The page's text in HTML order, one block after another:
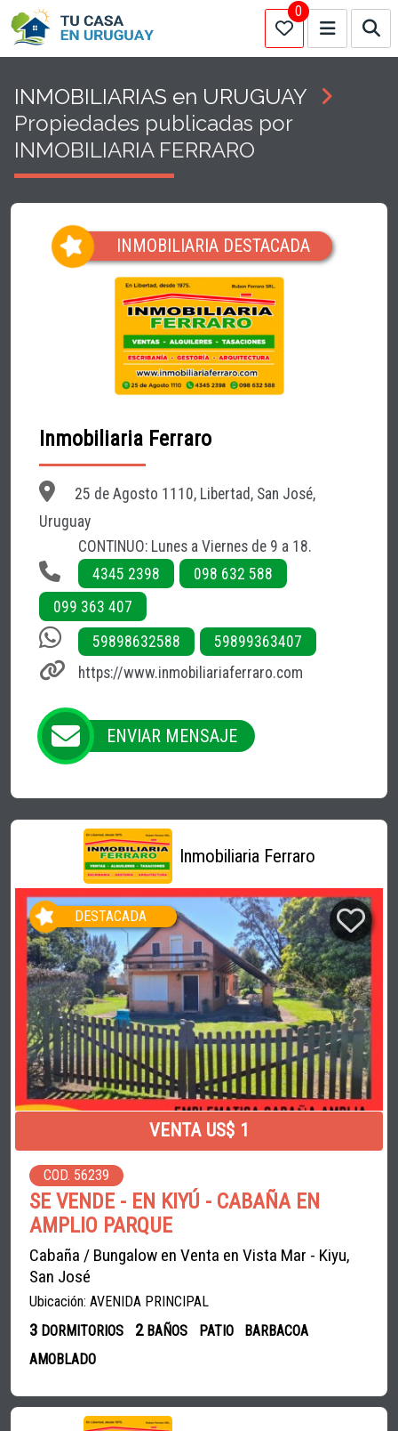
0
INMOBILIARIAS en URUGUAY
Propiedades publicadas por
INMOBILIARIA FERRARO
INMOBILIARIA DESTACADA
Inmobiliaria Ferraro
25 de Agosto 1110, Libertad, San José,
Uruguay
CONTINUO: Lunes a Viernes de 9 a 18.
4345 2398
098 632 588
099 363 407
59898632588
59899363407
https://www.inmobiliariaferraro.com
ENVIAR MENSAJE
Inmobiliaria Ferraro
DESTACADA
VENTA US$ 1
COD. 56239
SE VENDE - EN KIYÚ - CABAÑA EN
AMPLIO PARQUE
Cabaña / Bungalow en Venta en Vista Mar - Kiyu,
San José
Ubicación: AVENIDA PRINCIPAL
3 DORMITORIOS 2BAÑOS PATIO
BARBACOA
AMOBLADO